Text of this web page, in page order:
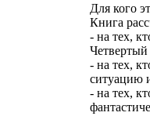
Для кого
Книга
- на тех,
- на тех,
ситуацию
- на тех,